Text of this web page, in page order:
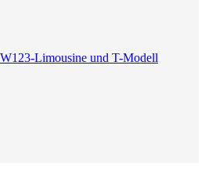
Limousine und T-Modell